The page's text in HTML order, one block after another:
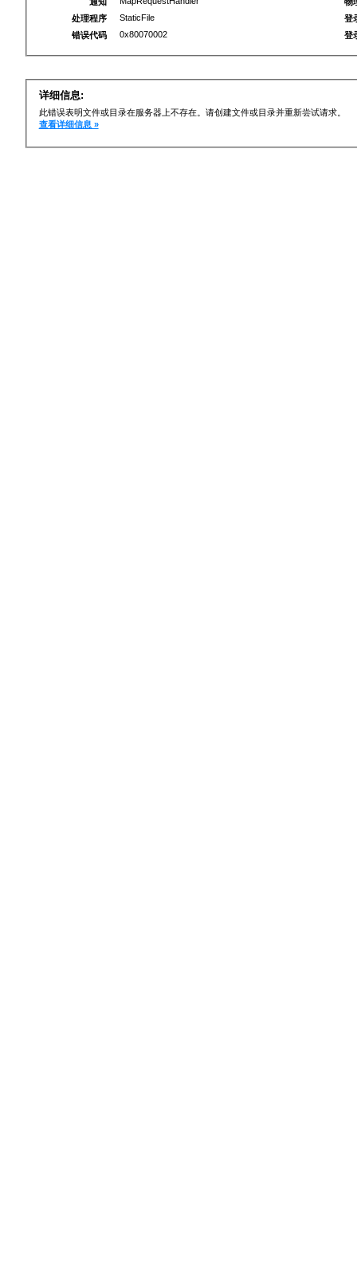
处理程序
StaticFile
错误代码
0x80070002
登
登
详细信息:
此错误表明文件或目录在服务器上不存在。请创建文件或目录并重新尝试请求。
查看详细信息 »